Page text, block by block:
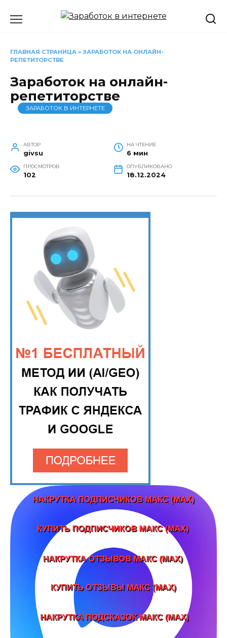
ГЛАВНАЯ СТРАНИЦА » ЗАРАБОТОК НА ОНЛАЙН-
РЕПЕТИТОРСТВЕ
Заработок на онлайн-
репетиторстве
ЗАРАБОТОК В ИНТЕРНЕТЕ
АВТОР
givsu
НА ЧТЕНИЕ
6 мин
ПРОСМОТРОВ
102
ОПУБЛИКОВАНО
18.12.2024